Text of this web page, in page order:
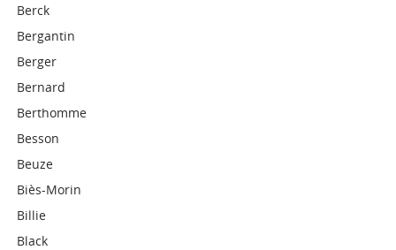
Berck
Bergantin
Berger
Bernard
Berthomme
Besson
Beuze
Biès-Morin
Billie
Black